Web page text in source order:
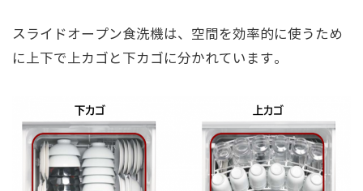
スライドオープン食洗機は、空間を効率的に使うため
に上下で上カゴと下カゴに分かれています。